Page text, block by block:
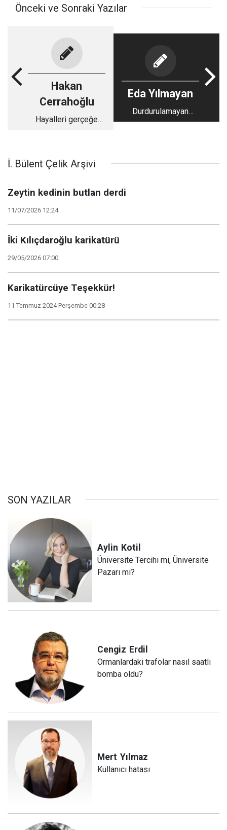
Önceki ve Sonraki Yazılar
Hakan
Cerrahoğlu
Hayalleri gerçeğe
Eda Yılmayan
Durdurulamayan
Kadın: Sabiha Sertel
İ. Bülent Çelik Arşivi
Zeytin kedinin butlan derdi
11/07/2026 12:24
İki Kılıçdaroğlu karikatürü
29/05/2026 07:00
Karikatürcüye Teşekkür!
11 Temmuz 2024 Perşembe 00:28
SON YAZILAR
Aylin Kotil
Üniversite Tercihi mi, Üniversite
Pazarı mı?
Cengiz Erdil
Ormanlardaki trafolar nasıl saatli
bomba oldu?
Mert Yılmaz
Kullanıcı hatası